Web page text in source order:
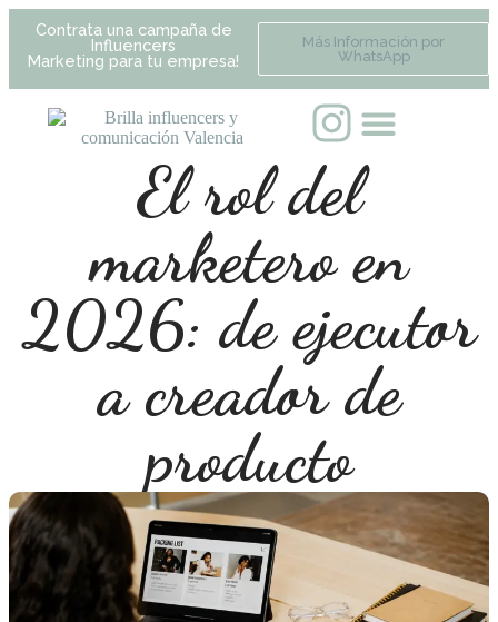
Contrata una campaña de
Influencers
Marketing para tu empresa!
Más Información por
WhatsApp
El rol del
marketero en
2026: de ejecutor
a creador de
producto